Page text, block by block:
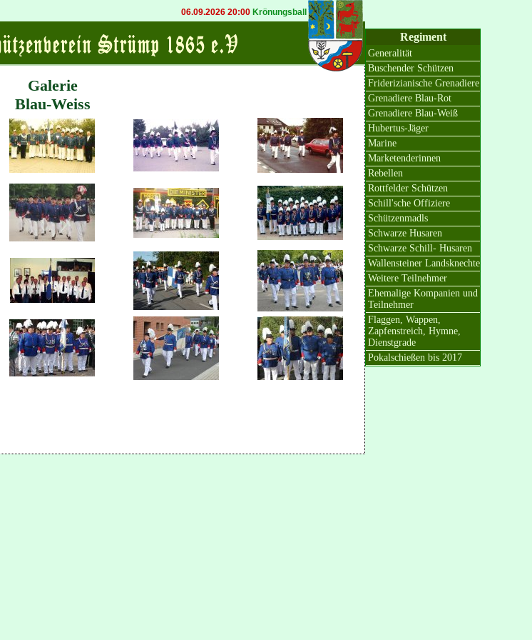
06.09.2026 20:00 Krönungsball in Bösinghoven
Galerie
Blau-Weiss
Regiment
Generalität
Buschender Schützen
Friderizianische Grenadiere
Grenadiere Blau-Rot
Grenadiere Blau-Weiß
Hubertus-Jäger
Marine
Marketenderinnen
Rebellen
Rottfelder Schützen
Schill'sche Offiziere
Schützenmadls
Schwarze Husaren
Schwarze Schill- Husaren
Wallensteiner Landsknechte
Weitere Teilnehmer
Ehemalige Kompanien und
Teilnehmer
Flaggen, Wappen,
Zapfenstreich, Hymne,
Dienstgrade
Pokalschießen bis 2017